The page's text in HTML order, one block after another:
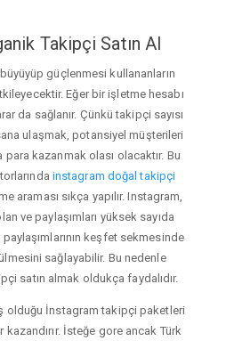
Takipçi Satın Al
güçlenmesi kullananların
Eğer bir işletme hesabı
da sağlanır. Çünkü takipçi sayısı
ulaşmak, potansiyel müşterileri
kazanmak olası olacaktır. Bu
instagram doğal takipçi
araması sıkça yapılır. Instagram,
ve paylaşımları yüksek sayıda
keşfet sekmesinde
sağlayabilir. Bu nedenle
satın almak oldukça faydalıdır.
olduğu İnstagram takipçi paketleri
İsteğe gore ancak Türk